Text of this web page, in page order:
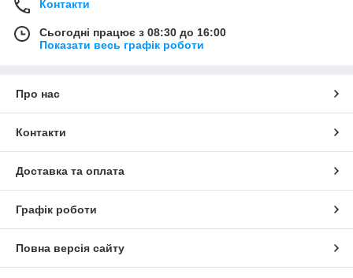
Контакти
Сьогодні працює з 08:30 до 16:00
Показати весь графік роботи
Про нас
Контакти
Доставка та оплата
Графік роботи
Повна версія сайту